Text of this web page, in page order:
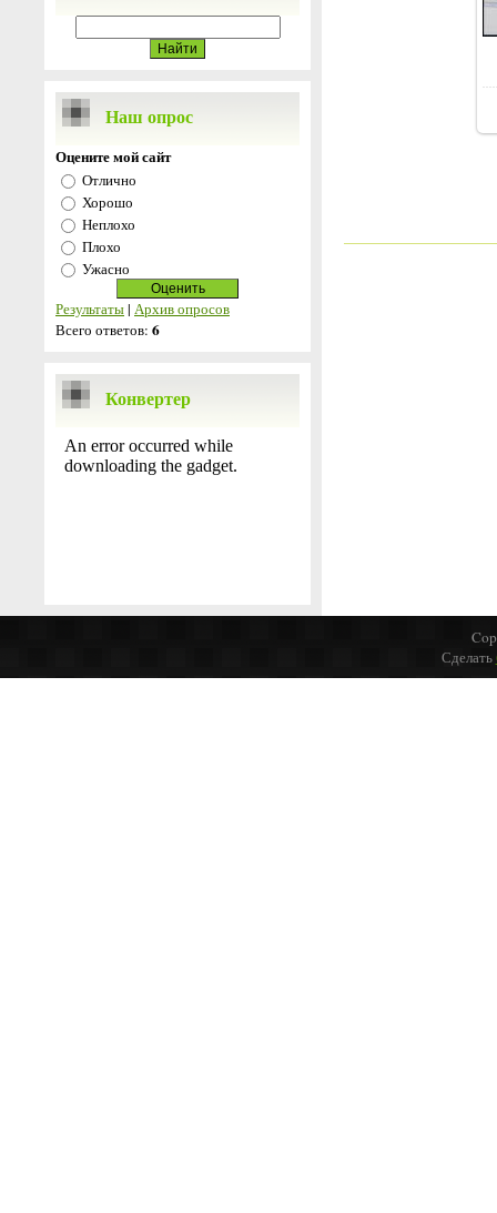
Наш опрос
Оцените мой сайт
Отлично
Хорошо
Неплохо
Плохо
Ужасно
Результаты| Архив опросов
Всего ответов: 6
Конвертер
Сделать